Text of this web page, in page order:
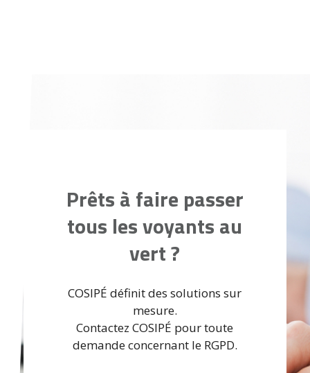
Prêts à faire passer
tous les voyants au
vert ?
COSIPÉ définit des solutions sur
mesure.
Contactez COSIPÉ pour toute
demande concernant le RGPD.